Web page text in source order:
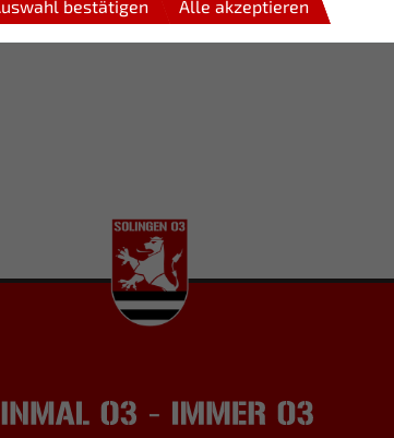
bestätigen Alle akzeptieren